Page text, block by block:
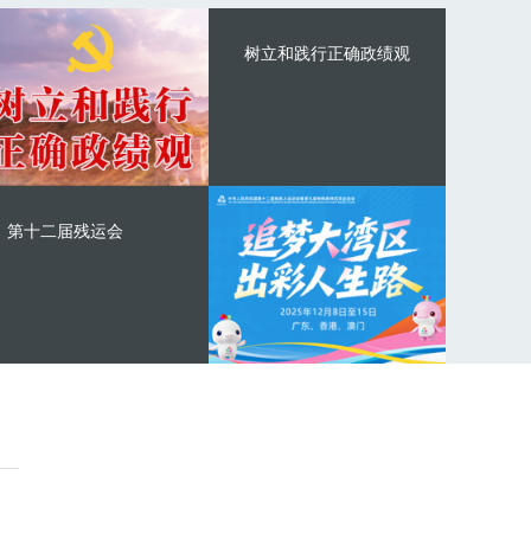
树立和践行正确政绩观
第十二届残运会